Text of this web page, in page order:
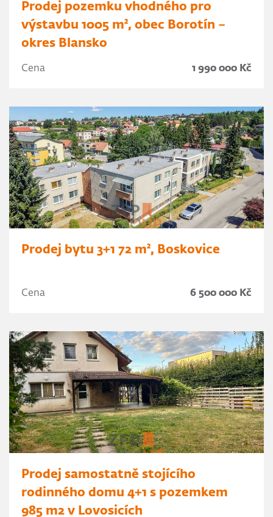
Prodej pozemku vhodného pro
výstavbu 1005 m², obec Borotín –
okres Blansko
Cena 1 990 000 Kč
Prodej bytu 3+1 72 m², Boskovice
Cena 6 500 000 Kč
Prodej samostatně stojícího
rodinného domu 4+1 s pozemkem
985 m2 v Lovosicích